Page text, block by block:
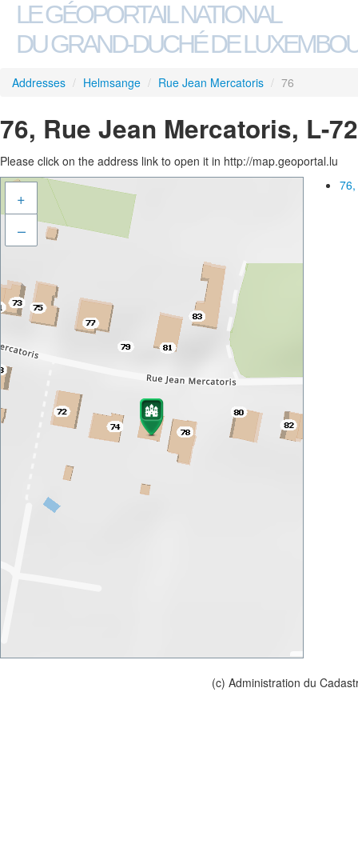
LE GÉOPORTAIL NATIONAL
DU GRAND-DUCHÉ DE
Addresses / Helmsange / Rue Jean Mercatoris / 76
76, Rue Jean Mercatoris, L-
Please click on the address link to open it in http://map.geoportal.lu
+
–
(c) Administration du